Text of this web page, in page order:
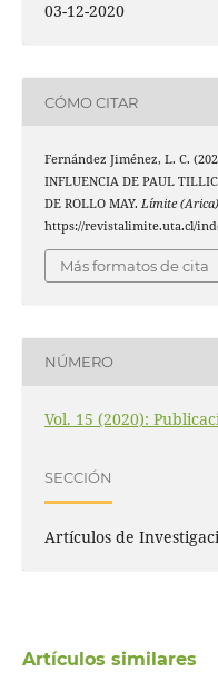
03-12-2020
CÓMO CITAR
Fernández Jiménez, L. C.
INFLUENCIA DE PAUL
DE ROLLO MAY. Límite (Arica)
https://revistalimite.uta.cl/
Más formatos de cita
NÚMERO
Vol. 15 (2020):
SECCIÓN
Artículos de
Artículos similares